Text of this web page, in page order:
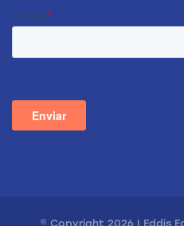
© Copyright 2026 | Eddis